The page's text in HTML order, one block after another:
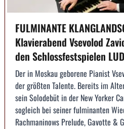
FULMINANTE
Klavierabend Vsevolod
den Schlossfestspielen
Der in Moskau geborene Pianist
der größten Talente. Bereits im
sein Solodebüt in der New Yorker
sogleich bei seiner fulminanten
Rachmaninows Prelude, Gavotte &